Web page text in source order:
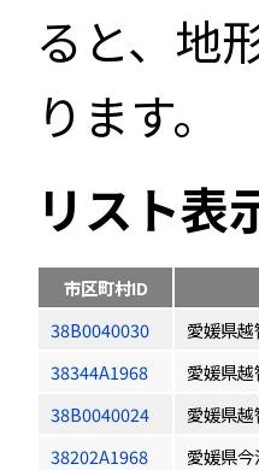
ると、地
ります。
リスト表
市区町村ID
38B0040030
愛媛県
38344A1968
愛媛県
38B0040024
愛媛県
38202A1968
愛媛県